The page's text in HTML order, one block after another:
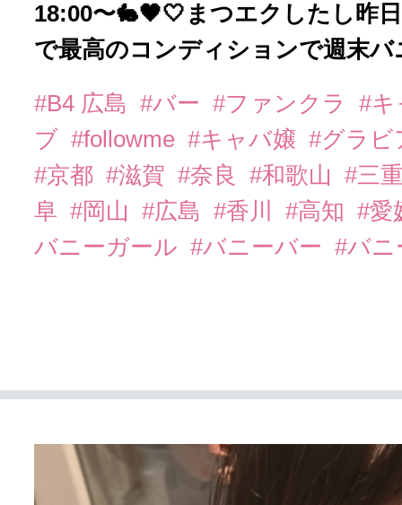
18:00〜🐇🖤🤍まつエクしたし昨
で最高のコンディションで週末バ
#B4 広島 #バー #ファンクラ
#
ブ #followme #キャバ嬢 #グラ
#京都 #滋賀 #奈良 #和歌山
#三
阜 #岡山 #広島 #香川 #高知 #愛
バニーガール #バニーバー #バ